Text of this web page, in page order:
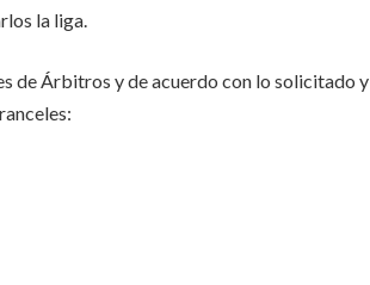
la liga.
de Árbitros y de acuerdo con lo solicitado y